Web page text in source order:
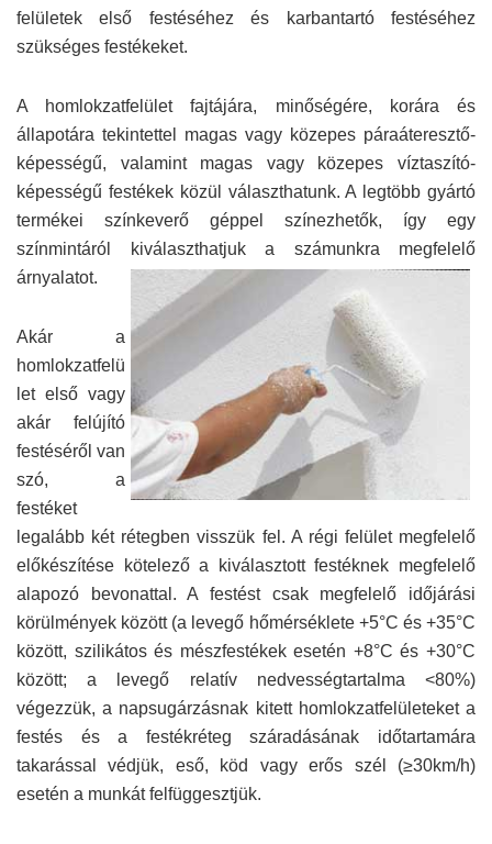
felületek első festéséhez és karbantartó festéséhez
szükséges festékeket.
A homlokzatfelület fajtájára, minőségére, korára és
állapotára tekintettel magas vagy közepes páraáteresztő-
képességű, valamint magas vagy közepes víztaszító-
képességű festékek közül választhatunk. A legtöbb gyártó
termékei színkeverő géppel színezhetők, így egy
színmintáról kiválaszthatjuk a számunkra megfelelő
árnyalatot.
Akár a
homlokzatfelü
let első vagy
akár felújító
festéséről van
szó, a
festéket
legalább két rétegben visszük fel. A régi felület megfelelő
előkészítése kötelező a kiválasztott festéknek megfelelő
alapozó bevonattal. A festést csak megfelelő időjárási
körülmények között (a levegő hőmérséklete +5°C és +35°C
között, szilikátos és mészfestékek esetén +8°C és +30°C
között; a levegő relatív nedvességtartalma <80%)
végezzük, a napsugárzásnak kitett homlokzatfelületeket a
festés és a festékréteg száradásának időtartamára
takarással védjük, eső, köd vagy erős szél (≥30km/h)
esetén a munkát felfüggesztjük.